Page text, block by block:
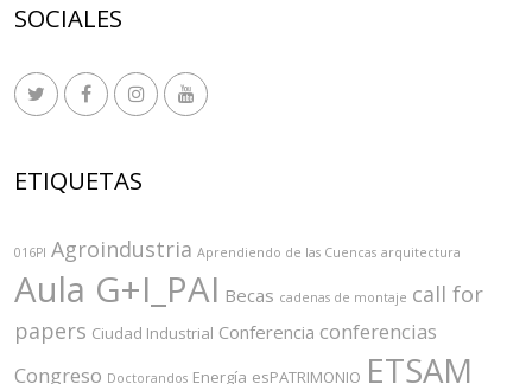
SOCIALES
ETIQUETAS
016PI Agroindustria Aprendiendo de las Cuencas arquitectura
Aula G+I_PAI Becas cadenas de montaje call for
papers Ciudad Industrial Conferencia conferencias
Congreso Doctorandos Energía esPATRIMONIO ETSAM